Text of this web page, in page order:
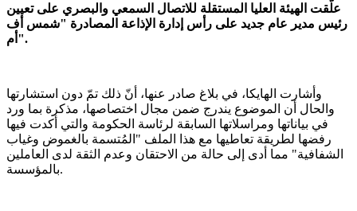
علّقت الهيئة العليا المستقلة للاتصال السمعي والبصري على تعيين
رئيس مدير عام جديد على رأس إدارة الإذاعة المصادرة "شمس أف
أم".
وأشارت الهايكا، في بلاغ صادر عنها، أنّ ذلك تمّ دون استشارتها
والحال أن الموضوع يندرج ضمن مجال اختصاصها، مذكرة بما ورد
في بياناتها ومراسلاتها السابقة لرئاسة الحكومة والتي أكدت فيها
رفضها لطريقة تعاطيها مع هذا الملف "المُتسمة بالغموض وغياب
الشفافية" مما أدى إلى حالة من الاحتقان وعدم الثقة لدى العاملين
بالمؤسسة.